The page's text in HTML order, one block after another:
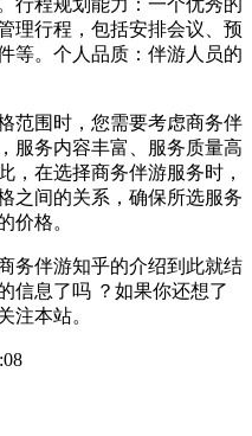
行程规划能力：一个优秀的
理行程，包括安排会议、预
等。个人品质：伴游人员的
范围时，您需要考虑商务伴
服务内容丰富、服务质量高
，在选择商务伴游服务时，
之间的关系，确保所选服务
价格。
务伴游知乎的介绍到此就结
信息了吗 ？如果你还想了
注本站。